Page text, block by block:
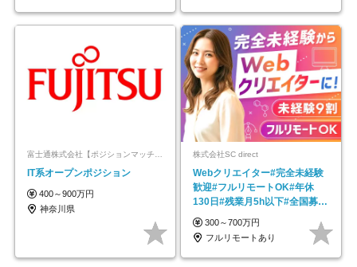
富士通株式会社【ポジションマッチ登録】
IT系オープンポジション
400～900万円
神奈川県
株式会社SC direct
Webクリエイター#完全未経験
歓迎#フルリモートOK#年休
130日#残業月5h以下#全国募集
#最大1年の研修
300～700万円
フルリモートあり